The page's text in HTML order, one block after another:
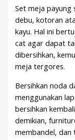
Set meja payung
debu, kotoran
kayu. Hal ini
cat agar dapat
dibersihkan,
meja tergores.
Bersihkan noda
menggunakan
bersihkan
demikian,
membandel, dan